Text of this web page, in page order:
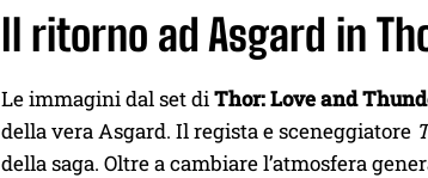
Il ritorno ad Asgard in
Le immagini dal set diThor: Love and
della vera Asgard. Il regista e sceneggiatore
della saga. Oltre a cambiare l’atmosfera